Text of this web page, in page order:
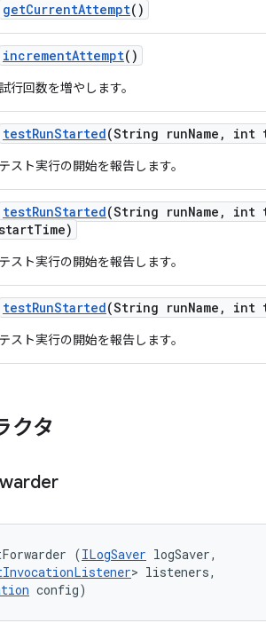
getCurrentAttempt()
incrementAttempt()
試行回数を増やします。
testRunStarted(String runName , int
テスト実行の開始を報告します。
testRunStarted(String runName , int
Time)
テスト実行の開始を報告します。
testRunStarted(String runName , int
テスト実行の開始を報告します。
クタ
(ILogSaver logSaver,
> listeners,
config)